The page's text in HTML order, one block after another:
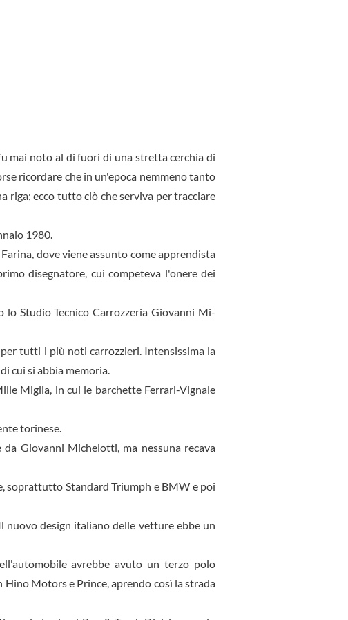
mai noto al di fuori di una stretta cerchia di
ricordare che in un'epoca nemmeno tanto
riga; ecco tutto ciò che serviva per tracciare
1980.
dove viene assunto come apprendista
disegnatore, cui competeva l'one­re dei
lo Studio Tecnico Carrozzeria Giovanni Mi­
tutti i più noti carrozzieri. Intensissima la
cui si abbia memoria.
Miglia, in cui le barchette Ferrari-Vignale
torinese.
Giovanni Michelot­ti, ma nessuna recava
soprattutto Standard Triumph e BMW e poi
nuovo design italiano delle vetture ebbe un
avrebbe avuto un ter­zo polo
Motors e Prince, aprendo così la strada